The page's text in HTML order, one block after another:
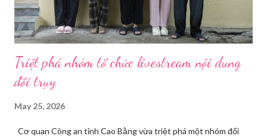
Triệt phá nhóm tổ chức livestream nội dung
đồi trụy
May 25, 2026
Cơ quan Công an tỉnh Cao Bằng vừa triệt phá một nhóm đối